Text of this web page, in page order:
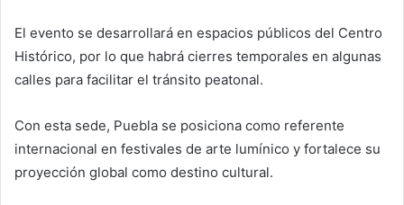
El evento se desarrollará en espacios públicos del Centro
Histórico, por lo que habrá cierres temporales en algunas
calles para facilitar el tránsito peatonal.
Con esta sede, Puebla se posiciona como referente
internacional en festivales de arte lumínico y fortalece su
proyección global como destino cultural.